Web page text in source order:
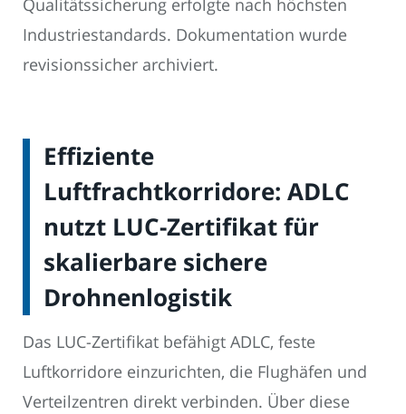
Qualitätssicherung erfolgte nach höchsten
Industriestandards. Dokumentation wurde
revisionssicher archiviert.
Effiziente
Luftfrachtkorridore: ADLC
nutzt LUC-Zertifikat für
skalierbare sichere
Drohnenlogistik
Das LUC-Zertifikat befähigt ADLC, feste
Luftkorridore einzurichten, die Flughäfen und
Verteilzentren direkt verbinden. Über diese